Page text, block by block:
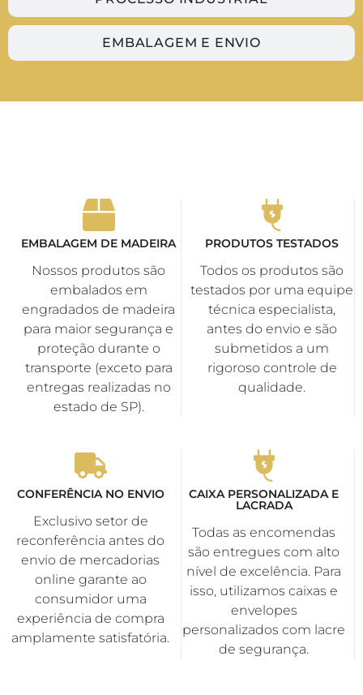
EMBALAGEM E ENVIO
Temperatura
de Cor
6500K (Branco Frio)
Tensão de
Bivolt automático (110V – 220V)
(L x A x P)
EMBALAGEM DE MADEIRA
Nossos produtos são
embalados em
engradados de madeira
para maior segurança e
proteção durante o
transporte (exceto para
entregas realizadas no
estado de SP).
PRODUTOS TESTADOS
Todos os produtos são
testados por uma equipe
técnica especialista,
antes do envio e são
submetidos a um
rigoroso controle de
qualidade.
CONFERÊNCIA NO ENVIO
Exclusivo setor de
reconferência antes do
envio de mercadorias
online garante ao
consumidor uma
experiência de compra
amplamente satisfatória.
CAIXA PERSONALIZADA E
LACRADA
Todas as encomendas
são entregues com alto
nível de excelência. Para
isso, utilizamos caixas e
envelopes
personalizados com lacre
de segurança.